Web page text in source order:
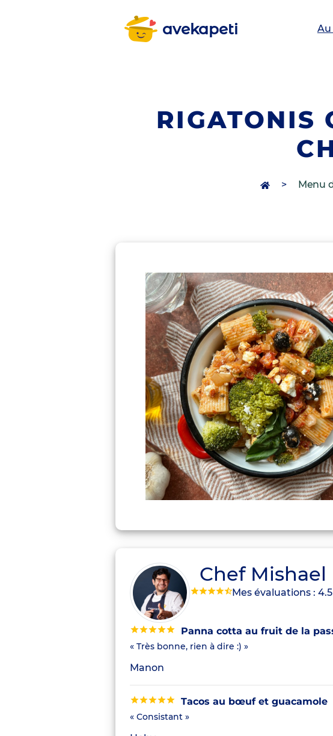
avekapeti
RIGATONIS
> Menu
Chef Mishael
Mes évaluations : 4.5
Panna cotta au fruit de la
« Très bonne, rien à dire :) »
Manon
Tacos au bœuf et guacamole
« Consistant »